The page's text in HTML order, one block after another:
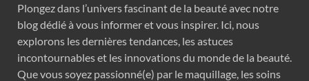
Plongez dans l’univers fascinant de la beauté avec notre
blog dédié à vous informer et vous inspirer. Ici, nous
explorons les dernières tendances, les astuces
incontournables et les innovations du monde de la beauté.
Que vous soyez passionné(e) par le maquillage, les soins